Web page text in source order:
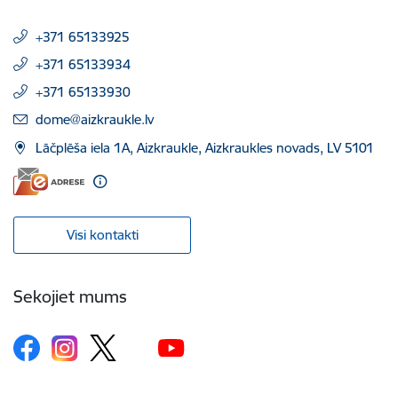
+371 65133925
+371 65133934
+371 65133930
E-pasts:
dome@aizkraukle.lv
Lāčplēša iela 1A, Aizkraukle, Aizkraukles novads, LV 5101
Visi kontakti
Sekojiet mums